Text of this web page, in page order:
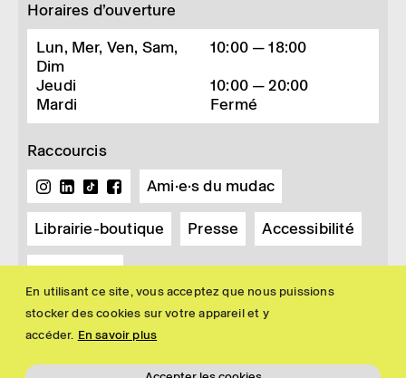
En utilisant ce site, vous acceptez que nous puissions
stocker des cookies sur votre appareil et y
accéder. En savoir plus
Horaires d’ouverture
Lun, Mer, Ven, Sam,
Dim
10:00 — 18:00
Jeudi
10:00 — 20:00
Mardi
Fermé
Raccourcis
Ami·e·s du mudac
Librairie-boutique Presse Accessibilité
Newsletter